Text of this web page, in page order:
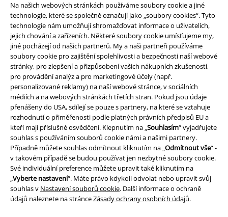
Na našich webových stránkách používáme soubory cookie a jiné
technologie, které se společně označují jako „soubory cookies“. Tyto
technologie nám umožňují shromažďovat informace o uživatelích,
jejich chování a zařízeních. Některé soubory cookie umísťujeme my,
jiné pocházejí od našich partnerů. My a naši partneři používáme
soubory cookie pro zajištění spolehlivosti a bezpečnosti naší webové
stránky, pro zlepšení a přizpůsobení vašich nákupních zkušeností,
pro provádění analýz a pro marketingové účely (např.
personalizované reklamy) na naší webové stránce, v sociálních
médiích a na webových stránkách třetích stran. Pokud jsou údaje
přenášeny do USA, sdílejí se pouze s partnery, na které se vztahuje
rozhodnutí o přiměřenosti podle platných právních předpisů EU a
kteří mají příslušné osvědčení. Klepnutím na „Souhlasím“ vyjadřujete
souhlas s používáním souborů cookie námi a našimi partnery.
Případně můžete souhlas odmítnout kliknutím na „Odmítnout vše“ -
v takovém případě se budou používat jen nezbytné soubory cookie.
Své individuální preference můžete upravit také kliknutím na
„Vyberte nastavení“. Máte právo kdykoli odvolat nebo upravit svůj
souhlas v Nastavení souborů cookie. Další informace o ochraně
údajů naleznete na stránceZásady ochrany osobních údajů.
Zákaznícky servis
Pomoc / FAQ
Podmínky vracení zboží
Vrácení zboží
Všeobecné informace o velikostech
Zrušit členství v BSC
Způsoby platby
Nabídky pro vás